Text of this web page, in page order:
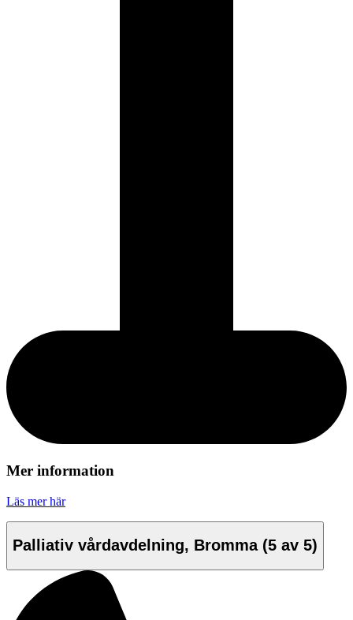
Mer information
Läs mer här
Palliativ vårdavdelning, Bromma(5 av 5)